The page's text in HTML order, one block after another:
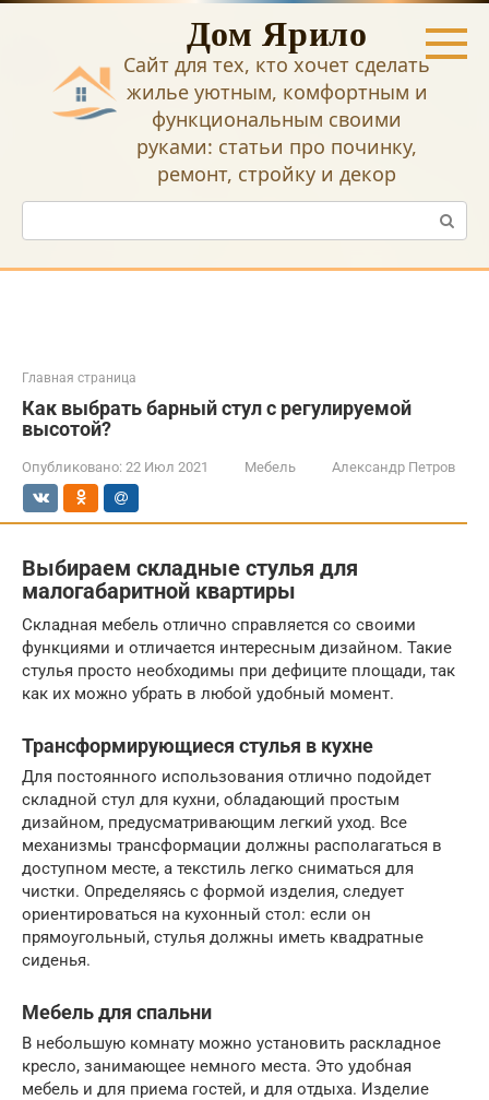
Перейти
Дом Ярило
Сайт для тех, кто хочет сделать
жилье уютным, комфортным и
функциональным своими
руками: статьи про починку,
ремонт, стройку и декор
Поиск:
Главная страница
Как выбрать барный стул с регулируемой
высотой?
Опубликовано: 22 Июл 2021 Мебель Александр Петров
Выбираем складные стулья для
малогабаритной квартиры
Складная мебель отлично справляется со своими
функциями и отличается интересным дизайном. Такие
стулья просто необходимы при дефиците площади, так
как их можно убрать в любой удобный момент.
Трансформирующиеся стулья в кухне
Для постоянного использования отлично подойдет
складной стул для кухни, обладающий простым
дизайном, предусматривающим легкий уход. Все
механизмы трансформации должны располагаться в
доступном месте, а текстиль легко сниматься для
чистки. Определяясь с формой изделия, следует
ориентироваться на кухонный стол: если он
прямоугольный, стулья должны иметь квадратные
сиденья.
Мебель для спальни
В небольшую комнату можно установить раскладное
кресло, занимающее немного места. Это удобная
мебель и для приема гостей, и для отдыха. Изделие